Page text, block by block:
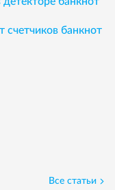
счетчиков банкнот
Все статьи